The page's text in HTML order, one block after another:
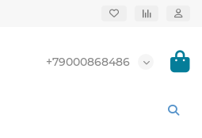
+79000868486